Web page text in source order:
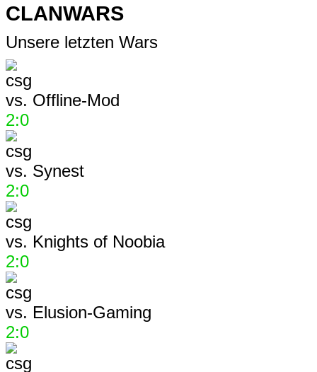
CLANWARS
Unsere letzten Wars
vs. Offline-Mod
2:0
vs. Synest
2:0
vs. Knights of Noobia
2:0
vs. Elusion-Gaming
2:0